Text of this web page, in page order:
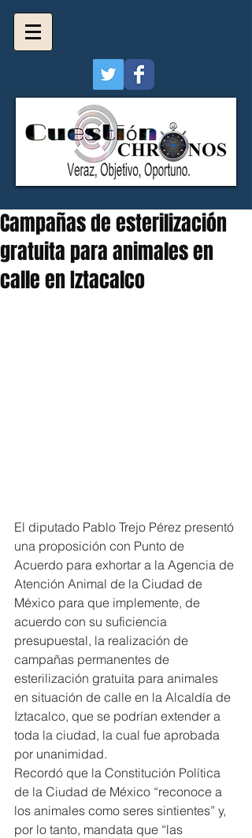
Campañas de esterilización
gratuita para animales en
calle en Iztacalco
El diputado Pablo Trejo Pérez presentó
una proposición con Punto de
Acuerdo para exhortar a la Agencia de
Atención Animal de la Ciudad de
México para que implemente, de
acuerdo con su suficiencia
presupuestal, la realización de
campañas permanentes de
esterilización gratuita para animales
en situación de calle en la Alcaldía de
Iztacalco, que se podrían extender a
toda la ciudad, la cual fue aprobada
por unanimidad.
Recordó que la Constitución Política
de la Ciudad de México “reconoce a
los animales como seres sintientes” y,
por lo tanto, mandata que “las